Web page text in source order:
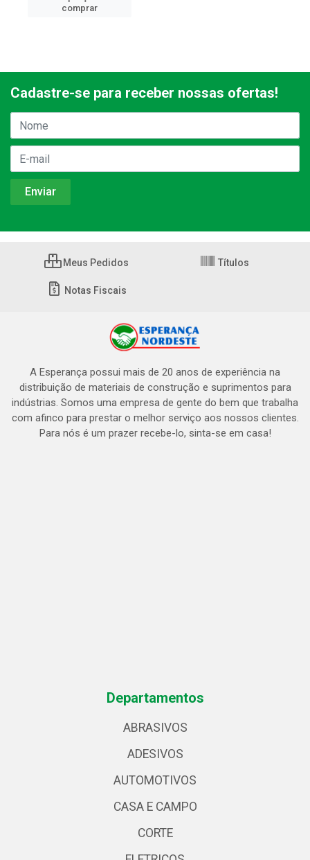
comprar
Cadastre-se para receber nossas ofertas!
Meus Pedidos Títulos
Notas Fiscais
A Esperança possui mais de 20 anos de experiência na
distribuição de materiais de construção e suprimentos para
indústrias. Somos uma empresa de gente do bem que trabalha
com afinco para prestar o melhor serviço aos nossos clientes.
Para nós é um prazer recebe-lo, sinta-se em casa!
Departamentos
ABRASIVOS
ADESIVOS
AUTOMOTIVOS
CASA E CAMPO
CORTE